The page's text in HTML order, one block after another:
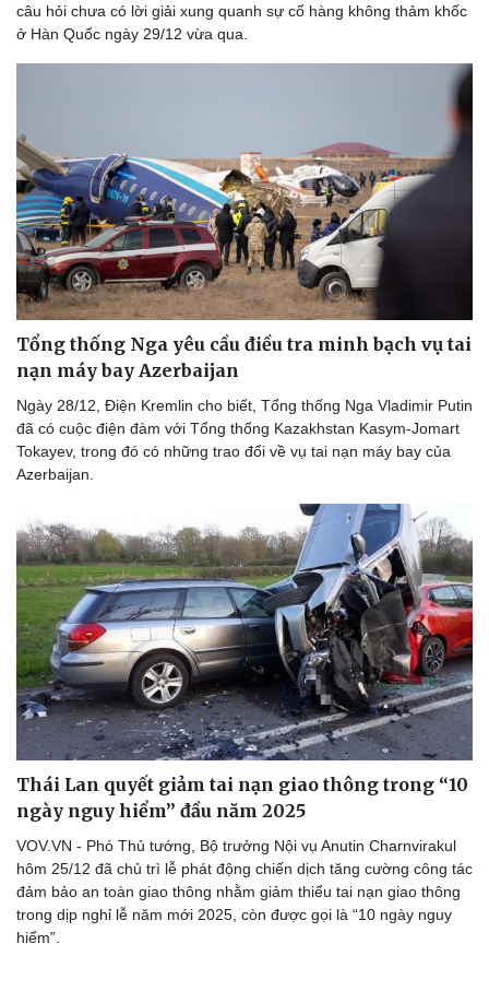
Cây thuốc
Sản phụ khoa
Nhi khoa
Nam khoa
Làm đẹp - giảm cân
Phòng mạch online
Ăn sạch sống khỏe
Tình yêu - Gia đình
câu hỏi chưa có lời giải xung quanh sự cố hàng không thảm khốc
ở Hàn Quốc ngày 29/12 vừa qua.
Tổng thống Nga yêu cầu điều tra minh bạch vụ tai
nạn máy bay Azerbaijan
Ngày 28/12, Điện Kremlin cho biết, Tổng thống Nga Vladimir Putin
đã có cuộc điện đàm với Tổng thống Kazakhstan Kasym-Jomart
Tokayev, trong đó có những trao đổi về vụ tai nạn máy bay của
Azerbaijan.
Thái Lan quyết giảm tai nạn giao thông trong “10
ngày nguy hiểm” đầu năm 2025
VOV.VN - Phó Thủ tướng, Bộ trưởng Nội vụ Anutin Charnvirakul
hôm 25/12 đã chủ trì lễ phát động chiến dịch tăng cường công tác
đảm bảo an toàn giao thông nhằm giảm thiểu tai nạn giao thông
trong dịp nghỉ lễ năm mới 2025, còn được gọi là “10 ngày nguy
hiểm”.